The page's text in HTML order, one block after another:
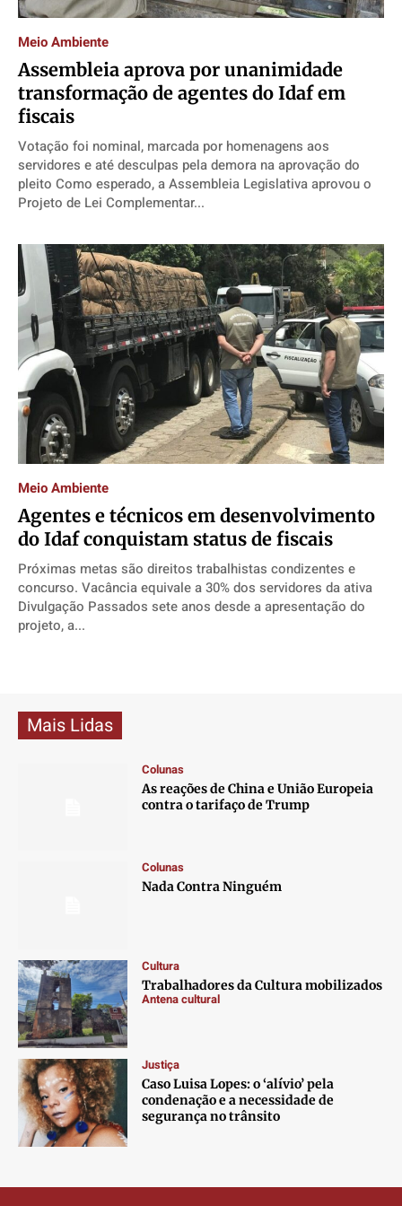
Economia
Cultura
Colunas
Gustavo Bastos
Jr Mignone (in memorian)
Publicidade Legal
Anuncie
Quem Somos
Expediente
Contato
Anuncie
Privacidade
Economia
Cultura
Colunas
Gustavo Bastos
Jr Mignone (in memorian)
Publicidade Legal
Anuncie
Quem Somos
Expediente
Contato
Anuncie
Privacidade
Economia
Cultura
Colunas
Gustavo Bastos
Jr Mignone (in memorian)
Publicidade Legal
Anuncie
Quem Somos
Expediente
Contato
Anuncie
Privacidade
Economia
Cultura
Colunas
Gustavo Bastos
Jr Mignone (in memorian)
Publicidade Legal
Anuncie
Quem Somos
Expediente
Contato
Anuncie
Privacidade
Meio Ambiente
Assembleia aprova por unanimidade
transformação de agentes do Idaf em
fiscais
Votação foi nominal, marcada por homenagens aos
servidores e até desculpas pela demora na aprovação do
pleito Como esperado, a Assembleia Legislativa aprovou o
Projeto de Lei Complementar...
Meio Ambiente
Agentes e técnicos em desenvolvimento
do Idaf conquistam status de fiscais
Próximas metas são direitos trabalhistas condizentes e
concurso. Vacância equivale a 30% dos servidores da ativa
Divulgação Passados sete anos desde a apresentação do
projeto, a...
Mais Lidas
Colunas
As reações de China e União Europeia
contra o tarifaço de Trump
Colunas
Nada Contra Ninguém
Cultura
Trabalhadores da Cultura mobilizados
Antena cultural
Justiça
Caso Luisa Lopes: o ‘alívio’ pela
condenação e a necessidade de
segurança no trânsito